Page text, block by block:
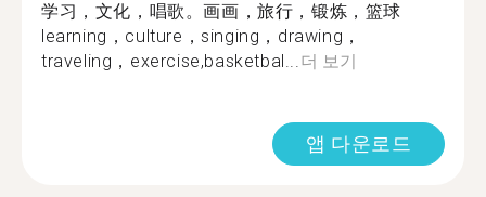
学习，文化，唱歌。画画，旅行，锻炼，篮球
learning，culture，singing，drawing，
traveling，exercise,basketbal...더 보기
앱 다운로드